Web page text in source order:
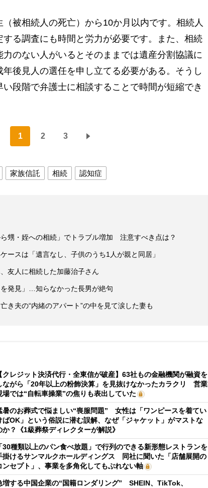
（被相続人の死亡）から10か月以内です。相続人
る調査にも時間と労力が必要です。また、相続
のない人がいるとそのままでは遺産分割協議に
後見人の選任を申し立てる必要がある。そうし
段階で弁護士に相談することで時間が短縮でき
1 2 3
家族信託 相続 認知症
甥・姪への相続」でトラブル増加 注意すべき点は？
スは「遺言なし、子供のうち1人が親と同居」
友人に相続した加藤治子さん
発見」…知らなかった長男が絶句
夫の“内緒のアパート”の中を見て涙した妻も
【クレジット決済代行・全東信が破産】63社もの金融機関が融資を
ながら「20年以上の粉飾決算」を見抜けなかったカラクリ 営業
場では“自転車操業”の焦りも表出していた
暑のお葬式で悩ましい“喪服問題” 女性は「ワンピースを着てい
ばOK」という俗説に潜む誤解、なぜ「ジャケット」がマストな
か？《1級葬祭ディレクターが解説》
「30種類以上のパン食べ放題」で行列のできる新形態レストランを
掛けるサンマルクホールディングス 同社に聞いた「店舗展開の
ンセプト」、事業を多角化してもぶれない軸
増する中国企業の“国籍ロンダリング” SHEIN、TikTok、